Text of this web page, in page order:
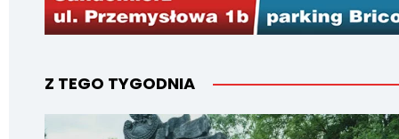
Z TEGO TYGODNIA